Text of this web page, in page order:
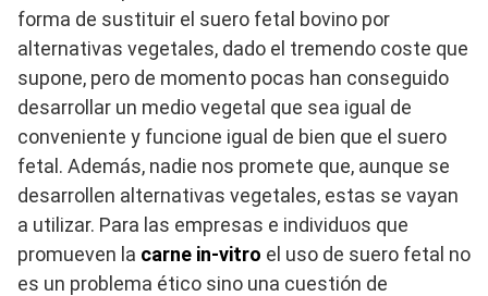
forma de sustituir el suero fetal bovino por
alternativas vegetales, dado el tremendo coste que
supone, pero de momento pocas han conseguido
desarrollar un medio vegetal que sea igual de
conveniente y funcione igual de bien que el suero
fetal. Además, nadie nos promete que, aunque se
desarrollen alternativas vegetales, estas se vayan
a utilizar. Para las empresas e individuos que
promueven la carne in-vitro el uso de suero fetal no
es un problema ético sino una cuestión de